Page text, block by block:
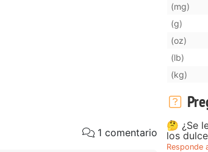
1 comentario
(mg)
(g)
(oz)
(lb)
(kg)
🤔 ¿Se
los
Responde